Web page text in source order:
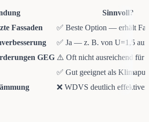
Sinnvoll?
Fassaden
✅ Beste Option — erhält
✅ Ja — z. B. von U=1,5 auf
GEG ⚠️ Oft nicht ausreichend für
✅ Gut geeignet als
❌ WDVS deutlich effektiver